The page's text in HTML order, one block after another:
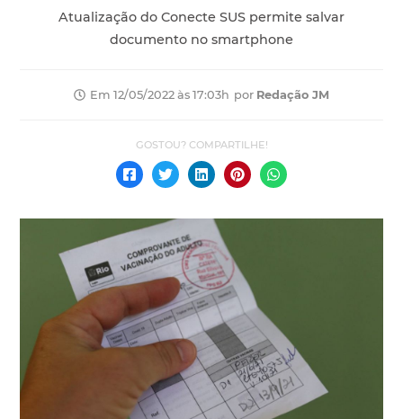
Atualização do Conecte SUS permite salvar
documento no smartphone
Em 12/05/2022 às 17:03h por Redação JM